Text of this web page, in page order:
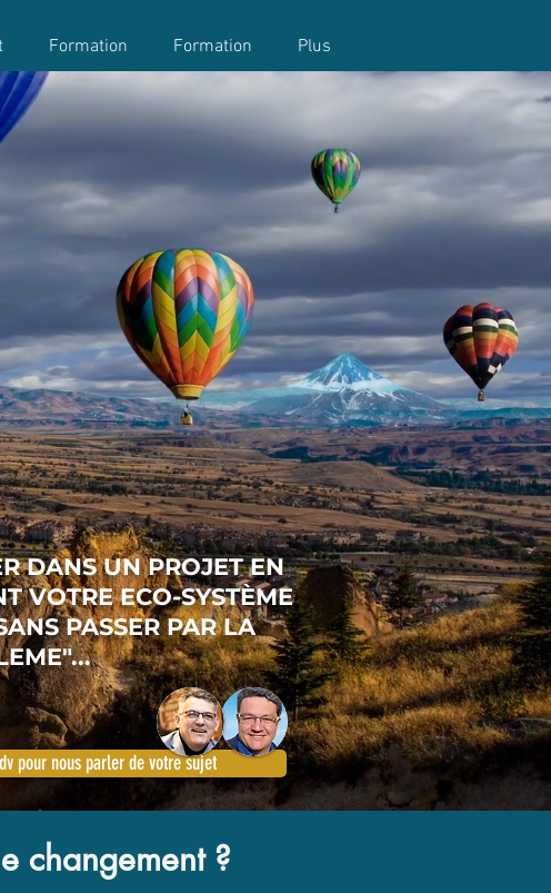
Formation Formation Plus
DANS UN PROJET EN
VOTRE ECO-SYSTÈME
PASSER PAR LA
pour nous parler de votre sujet
changement ?